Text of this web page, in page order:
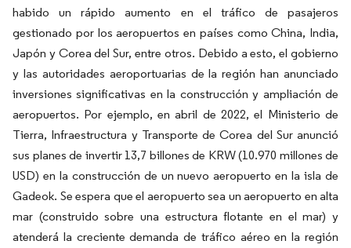
habido un rápido aumento en el tráfico de pasajeros
gestionado por los aeropuertos en países como China, India,
Japón y Corea del Sur, entre otros. Debido a esto, el gobierno
y las autoridades aeroportuarias de la región han anunciado
inversiones significativas en la construcción y ampliación de
aeropuertos. Por ejemplo, en abril de 2022, el Ministerio de
Tierra, Infraestructura y Transporte de Corea del Sur anunció
sus planes de invertir 13,7 billones de KRW (10.970 millones de
USD) en la construcción de un nuevo aeropuerto en la isla de
Gadeok. Se espera que el aeropuerto sea un aeropuerto en alta
mar (construido sobre una estructura flotante en el mar) y
atenderá la creciente demanda de tráfico aéreo en la región